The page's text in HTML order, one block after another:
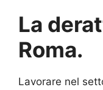
La
Roma.
Lavorare nel